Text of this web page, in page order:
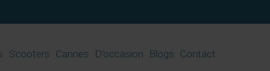
Scooters Cannes D’occasion Blogs Contact